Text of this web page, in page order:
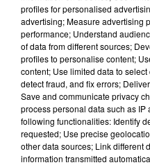
JOURNAL DU SAMEDI 17
Fabien Gazeau
L'info près de chez vous
Présenté par Fabien
Des restaurateurs
à la crise
Prochainement un atelier
profiles for personalised
advertising; Measure advertising
performance; Understand
of data from different sources;
profiles to personalise content;
content; Use limited data to
detect fraud, and fix errors;
Save and communicate privacy
process personal data such as
following functionalities: Identify
requested; Use precise
other data sources; Link different
information transmitted